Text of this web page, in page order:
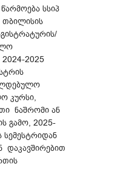
სსიპ
თბილისის
2025
კურსი,
ნაშრომი ან
გამო, 2025-
დაკავშირებით